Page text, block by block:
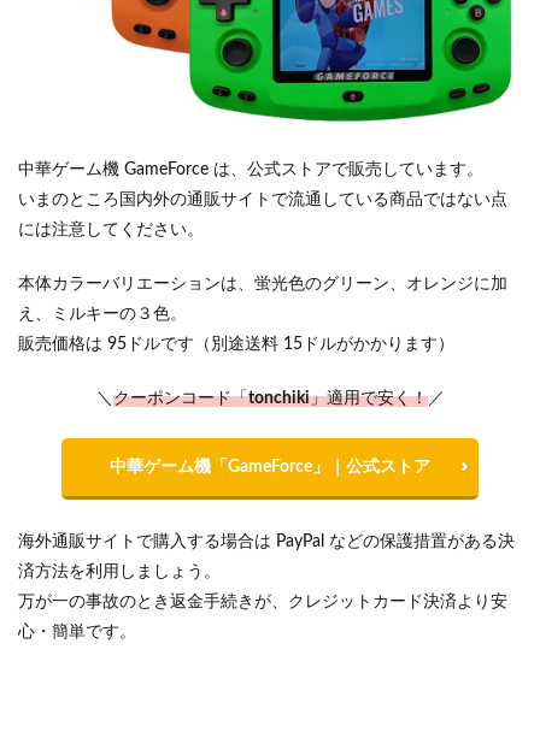
中華ゲーム機 GameForce は、公式ストアで販売しています。
いまのところ国内外の通販サイトで流通している商品ではない点
には注意してください。
本体カラーバリエーションは、蛍光色のグリーン、オレンジに加
え、ミルキーの３色。
販売価格は 95ドルです（別途送料 15ドルがかかります）
＼ クーポンコード「tonchiki」適用で安く！／
中華ゲーム機「GameForce」｜公式ストア
海外通販サイトで購入する場合は PayPal などの保護措置がある決
済方法を利用しましょう。
万が一の事故のとき返金手続きが、クレジットカード決済より安
心・簡単です。